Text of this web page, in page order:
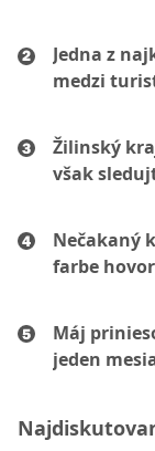
Jedna z
medzi
Žilinský
však
Nečakaný
farbe
Máj
jeden